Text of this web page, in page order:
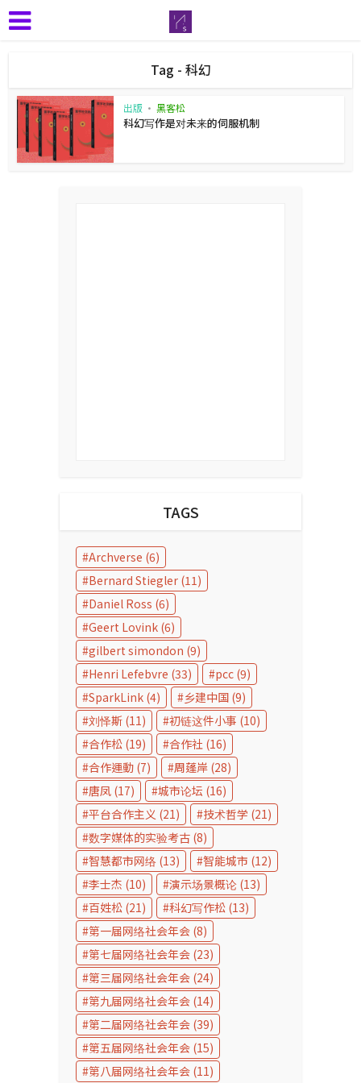
Tag - 科幻
出版 • 黑客松
科幻写作是对未来的伺服机制
TAGS
Archverse (6)
Bernard Stiegler (11)
Daniel Ross (6)
Geert Lovink (6)
gilbert simondon (9)
Henri Lefebvre (33) pcc (9)
SparkLink (4) 乡建中国 (9)
刘怿斯 (11) 初链这件小事 (10)
合作松 (19) 合作社 (16)
合作運動 (7) 周蓬岸 (28)
唐凤 (17) 城市论坛 (16)
平台合作主义 (21) 技术哲学 (21)
数字媒体的实验考古 (8)
智慧都市网络 (13) 智能城市 (12)
李士杰 (10) 演示场景概论 (13)
百姓松 (21) 科幻写作松 (13)
第一届网络社会年会 (8)
第七届网络社会年会 (23)
第三届网络社会年会 (24)
第九届网络社会年会 (14)
第二届网络社会年会 (39)
第五届网络社会年会 (15)
第八届网络社会年会 (11)